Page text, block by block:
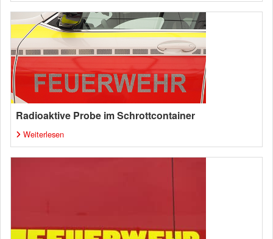
Radioaktive Probe im Schrottcontainer
Weiterlesen